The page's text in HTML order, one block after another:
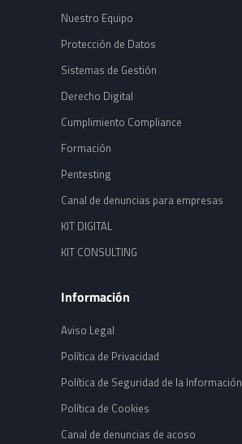
Nuestro Equipo
Protección de Datos
Sistemas de Gestión
Derecho Digital
Cumplimiento Compliance
Formación
Pentesting
Canal de denuncias para empresas
KIT DIGITAL
KIT CONSULTING
Información
Aviso Legal
Política de Privacidad
Política de Seguridad de la Información
Política de Cookies
Canal de denuncias de acoso